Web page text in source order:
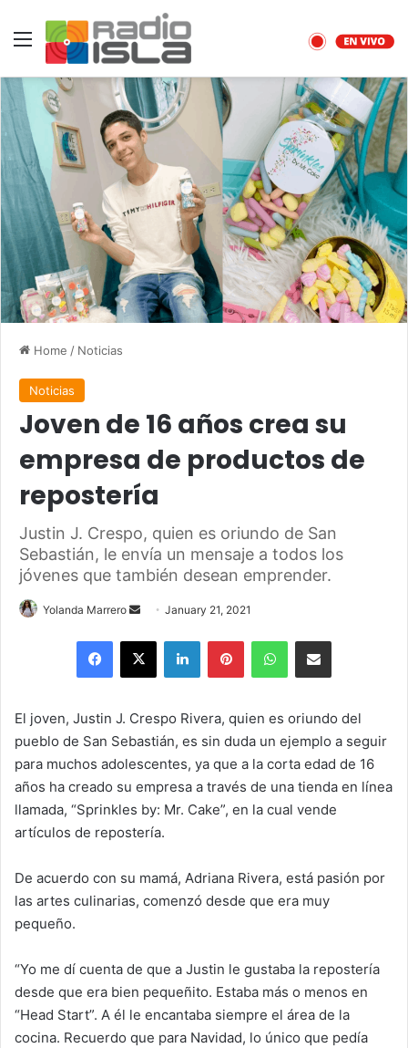
Menu
Home / Noticias
Noticias
Joven de 16 años crea su
empresa de productos de
repostería
Justin J. Crespo, quien es oriundo de San
Sebastián, le envía un mensaje a todos los
jóvenes que también desean emprender.
Yolanda Marrero
Send
email
January 21, 2021
Facebook
X LinkedInPinterestWhatsAppShare via Email
El joven, Justin J. Crespo Rivera, quien es oriundo del
pueblo de San Sebastián, es sin duda un ejemplo a seguir
para muchos adolescentes, ya que a la corta edad de 16
años ha creado su empresa a través de una tienda en línea
llamada, “Sprinkles by: Mr. Cake”, en la cual vende
artículos de repostería.
De acuerdo con su mamá, Adriana Rivera, está pasión por
las artes culinarias, comenzó desde que era muy
pequeño.
“Yo me dí cuenta de que a Justin le gustaba la repostería
desde que era bien pequeñito. Estaba más o menos en
“Head Start”. A él le encantaba siempre el área de la
cocina. Recuerdo que para Navidad, lo único que pedía